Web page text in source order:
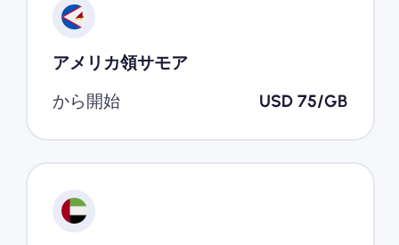
アメリカ領サモア
から開始
USD 75/GB